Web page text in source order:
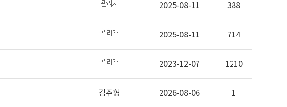
2025-08-11 388
2025-08-11 714
2023-12-07 1210
김주형 2026-08-06 1